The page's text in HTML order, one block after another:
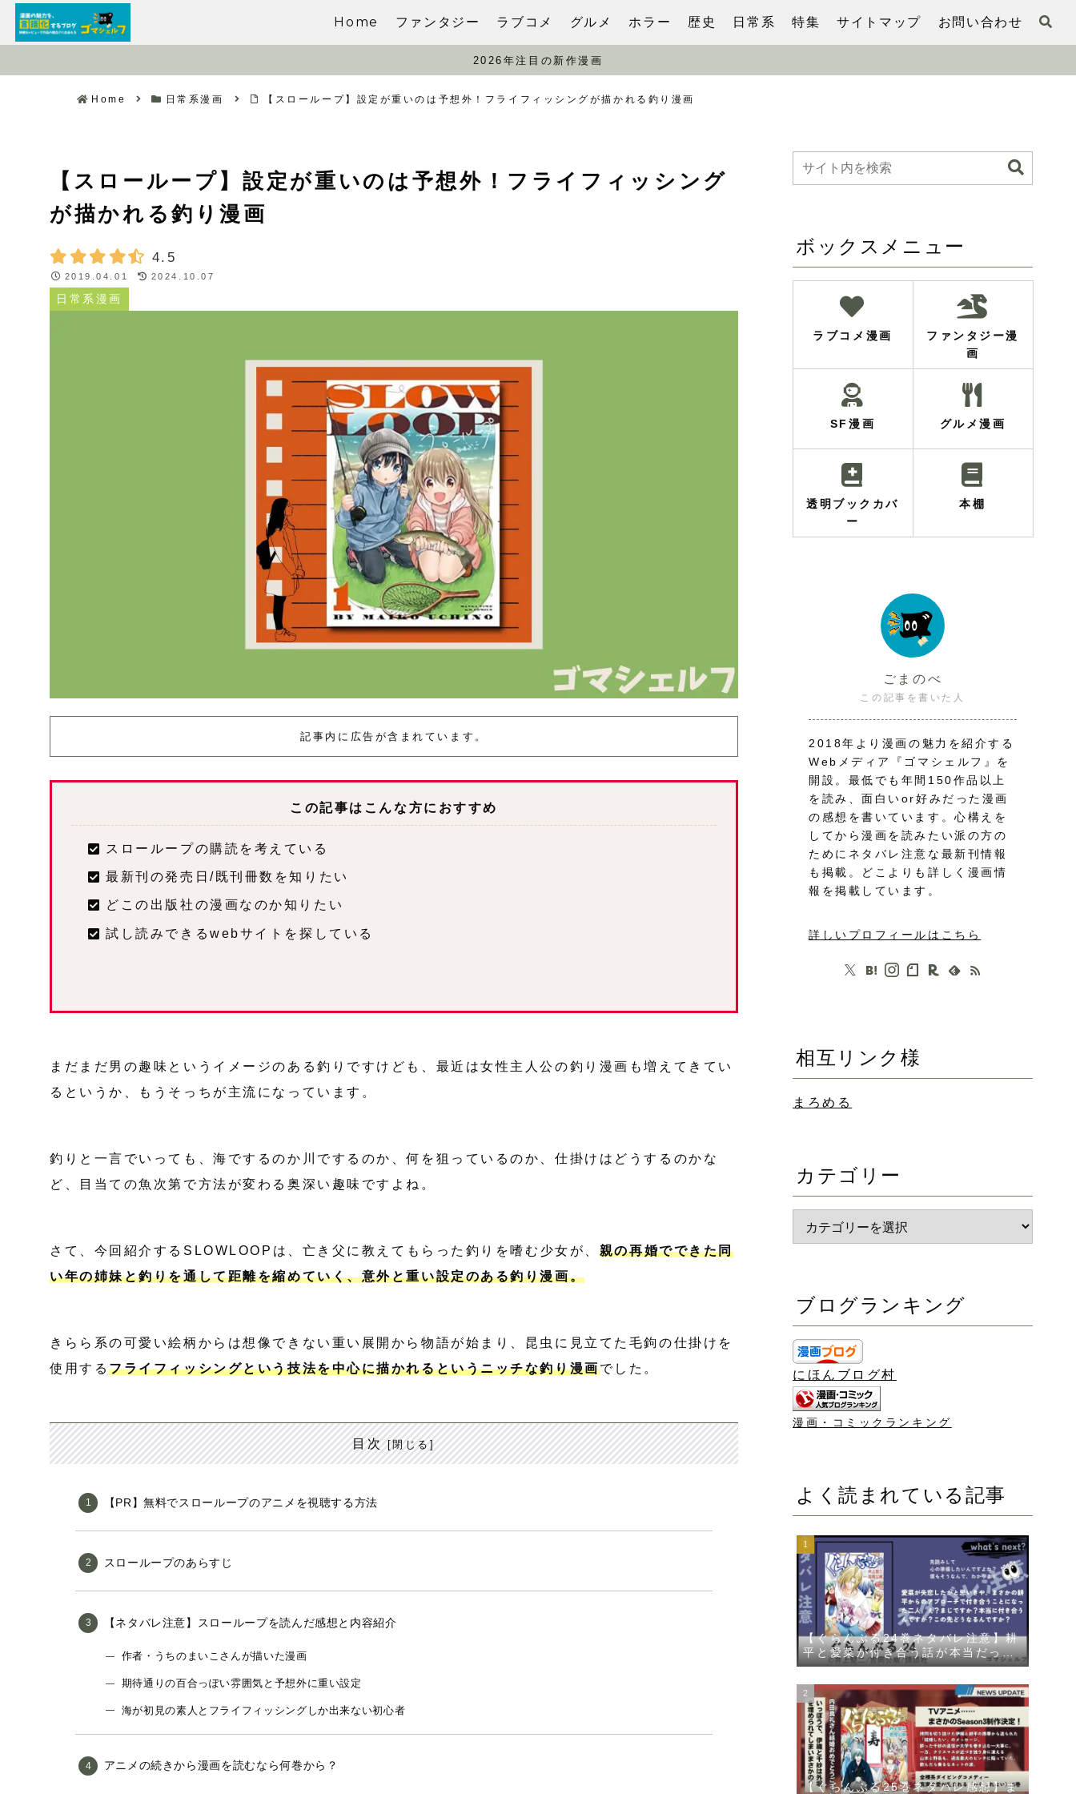
Home ファンタジー ラブコメ グルメ ホラー 歴史 日常系 特集 サイトマップ お問い合わせ
2026年注目の新作漫画
Home 日常系漫画 【スローループ】設定が重いのは予想外！フライフィッシングが描かれる釣り漫画
【スローループ】設定が重いのは予想外！フライフィッシング
が描かれる釣り漫画
4.5
日常系漫画
2019.04.01 2024.10.07
記事内に広告が含まれています。
この記事はこんな方におすすめ
スローループの購読を考えている
最新刊の発売日/既刊冊数を知りたい
どこの出版社の漫画なのか知りたい
試し読みできるwebサイトを探している
まだまだ男の趣味というイメージのある釣りですけども、最近は女性主人公の釣り漫画も増えてきてい
るというか、もうそっちが主流になっています。
釣りと一言でいっても、海でするのか川でするのか、何を狙っているのか、仕掛けはどうするのかな
ど、目当ての魚次第で方法が変わる奥深い趣味ですよね。
さて、今回紹介するSLOWLOOPは、亡き父に教えてもらった釣りを嗜む少女が、 親の再婚でできた同
い年の姉妹と釣りを通して距離を縮めていく、意外と重い設定のある釣り漫画。
きらら系の可愛い絵柄からは想像できない重い展開から物語が始まり、昆虫に見立てた毛鉤の仕掛けを
使用するフライフィッシングという技法を中心に描かれるというニッチな釣り漫画でした。
目次
【PR】無料でスローループのアニメを視聴する方法
スローループのあらすじ
【ネタバレ注意】スローループを読んだ感想と内容紹介
作者・うちのまいこさんが描いた漫画
期待通りの百合っぽい雰囲気と予想外に重い設定
海が初見の素人とフライフィッシングしか出来ない初心者
アニメの続きから漫画を読むなら何巻から？
ボックスメニュー
ラブコメ漫画
ファンタジー漫
画
SF漫画 グルメ漫画
透明ブックカバ
ー
本棚
ごまのべ
この記事を書いた人
2018年より漫画の魅力を紹介する
Webメディア『ゴマシェルフ』を
開設。最低でも年間150作品以上
を読み、面白いor好みだった漫画
の感想を書いています。心構えを
してから漫画を読みたい派の方の
ためにネタバレ注意な最新刊情報
も掲載。どこよりも詳しく漫画情
報を掲載しています。
詳しいプロフィールはこちら
相互リンク様
まろめる
カテゴリー
ブログランキング
にほんブログ村
漫画・コミックランキング
よく読まれている記事
【ぐらんぶる24巻ネタバレ注意】耕
平と愛菜が付き合う話が本当だった
件について描かれる
【ぐらんぶる25巻ネタバレ感想】ま